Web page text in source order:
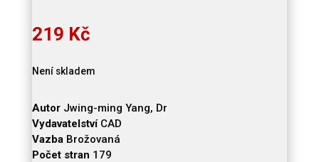
219 Kč
Není skladem
AutorJwing-ming Yang, Dr
VydavatelstvíCAD
VazbaBrožovaná
Počet stran 179